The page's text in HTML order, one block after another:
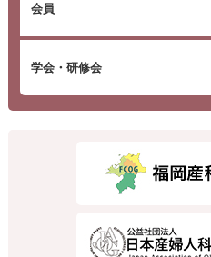
会員
学会・研修会